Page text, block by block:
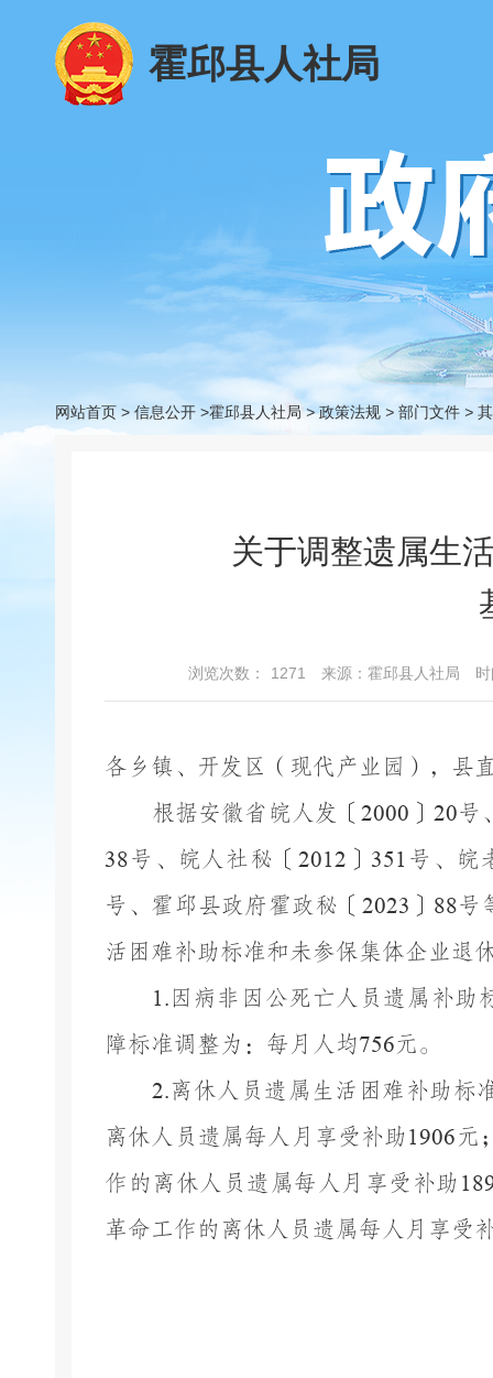
霍邱县人社局
网站首页 > 信息公开 >霍邱县人社局> 政策法规 > 部门文件 >
关于调整遗属生
浏览次数： 1271 来源：霍邱县人社局
各乡镇、开发区（现代产业园），县
根据安徽省皖人发〔2000 〕 20号
38号、皖人社秘〔 2012 〕 351 号、皖
号、霍邱县政府霍政秘〔 2023 〕 88号
活困难补助标准和未参保集体企业退
1. 因病非因公死亡人员遗属补助
障标准调整为：每月人均756元。
2.离休人员遗属生活困难补助标
离休人员遗属每人月享受补助1906元
作的离休人员遗属每人月享受补助
革命工作的离休人员遗属每人月享受